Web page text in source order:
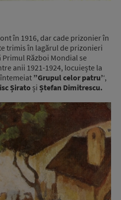
în 1916, dar cade prizonier în
trimis în lagărul de prizonieri
Război Mondial se
anii 1921-1924, locuiește la
”Grupul celor patru’‘,
Șirato și Ștefan Dimitrescu.